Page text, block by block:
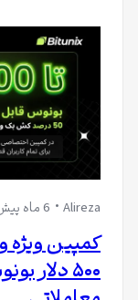
Alireza 6 ماه پیش
کمپین ویژه
۵۰۰